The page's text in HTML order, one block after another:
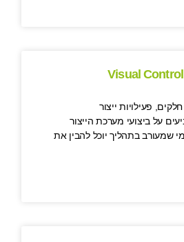
פעילויות ייצור
על ביצועי מערכת הייצור
שמעורב בתהליך יוכל להבין את